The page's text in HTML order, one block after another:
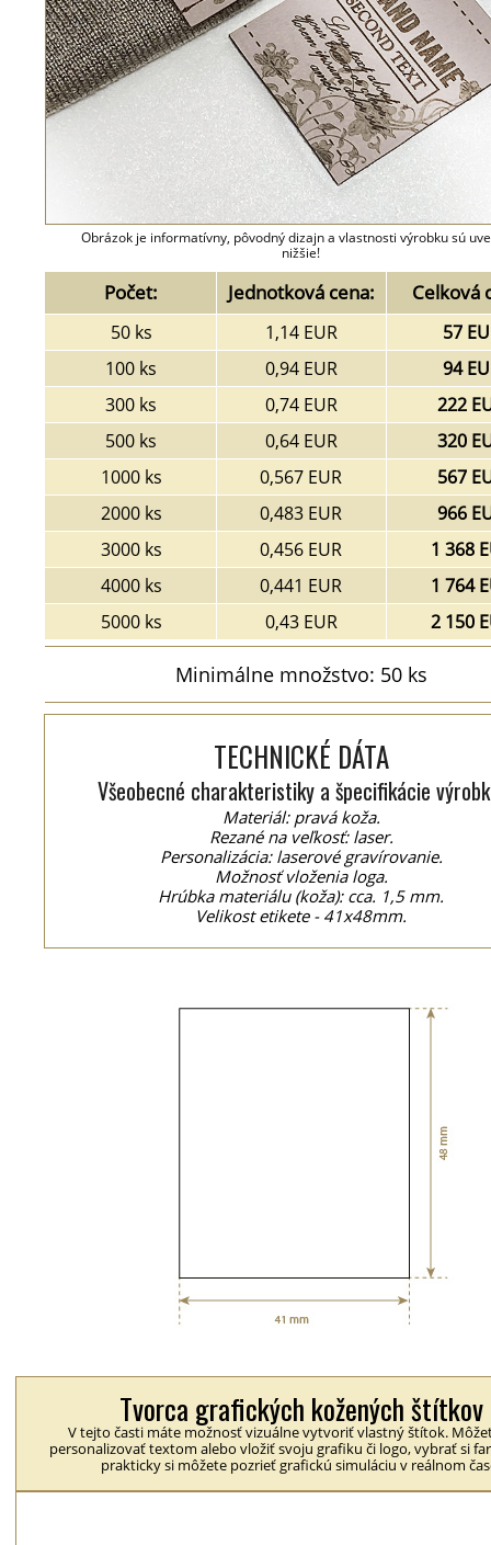
Obrázok je informatívny, pôvodný dizajn a vlastnosti výrobku sú
nižšie!
Počet: Jednotková cena: Celková
50 ks 1,14 EUR
57
100 ks
0,94 EUR
94
300 ks
0,74 EUR
222
500 ks
0,64 EUR
320
1000 ks
0,567 EUR
567
2000 ks
0,483 EUR
966
3000 ks
0,456 EUR
1 368
4000 ks
0,441 EUR
1 764
5000 ks
0,43 EUR 2 150
Minimálne množstvo: 50 ks
TECHNICKÉ DÁTA
Všeobecné charakteristiky a špecifikácie
Materiál: pravá koža.
Rezané na veľkosť: laser.
Personalizácia: laserové gravírovanie.
Možnosť vloženia loga.
Hrúbka materiálu (koža): cca. 1,5 mm.
Velikost etikete - 41x48mm.
Tvorca grafických kožených štítkov
V tejto časti máte možnosť vizuálne vytvoriť vlastný štítok.
personalizovať textom alebo vložiť svoju grafiku či logo, vybrať si
prakticky si môžete pozrieť grafickú simuláciu v reálnom